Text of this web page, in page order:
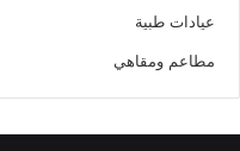
عيادات طبية
مطاعم ومقاهي